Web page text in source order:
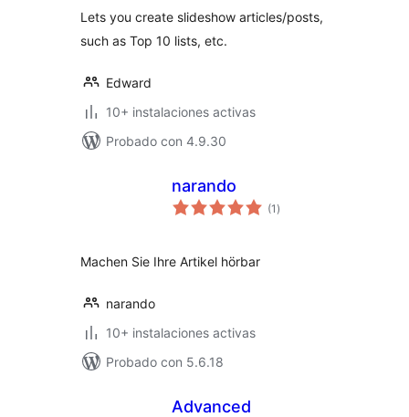
Lets you create slideshow articles/posts,
such as Top 10 lists, etc.
Edward
10+ instalaciones activas
Probado con 4.9.30
narando
(1 valoraciones
en
)
Machen Sie Ihre Artikel hörbar
narando
10+ instalaciones activas
Probado con 5.6.18
Advanced